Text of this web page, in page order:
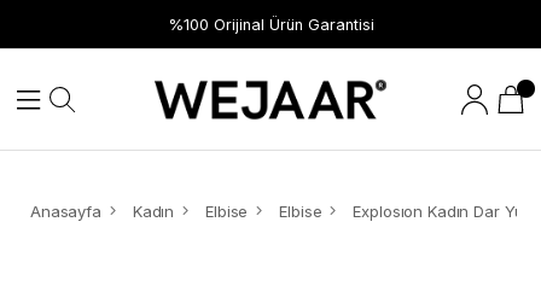
%100 Orijinal Ürün Garantisi
Anasayfa Kadın Elbise Elbise